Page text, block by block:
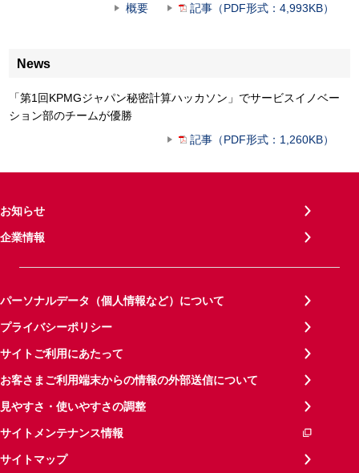
概要
記事（PDF形式：4,993KB）
News
「第1回KPMGジャパン秘密計算ハッカソン」でサービスイノベー
ション部のチームが優勝
記事（PDF形式：1,260KB）
お知らせ
企業情報
パーソナルデータ（個人情報など）について
プライバシーポリシー
サイトご利用にあたって
お客さまご利用端末からの情報の外部送信について
見やすさ・使いやすさの調整
サイトメンテナンス情報
サイトマップ